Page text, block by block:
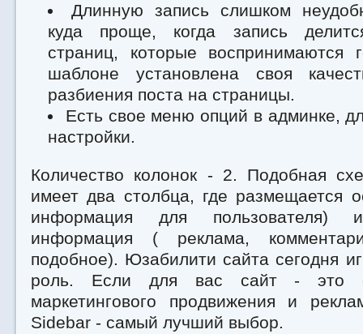
Длинную запись слишком
куда проще, когда запись
страниц, которые воспринимаются
шаблоне установлена своя
разбиения поста на страницы.
Есть свое меню опций в админке,
настройки.
Количество колонок - 2. Подобная
имеет два столбца, где размещается
информация для пользователя) и
информация ( реклама,
подобное). Юзабилити сайта сегодня
роль. Если для вас сайт - это
маркетингового продвижения и
Sidebar - самый лучший выбор.